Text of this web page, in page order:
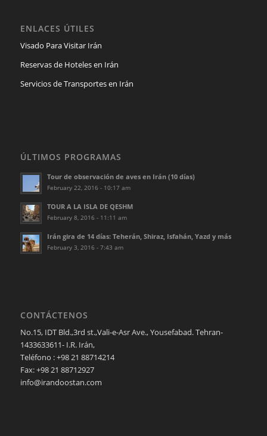
ENLACES ÚTILES
Visado Para Visitar Irán
Reservas de Hoteles en Irán
Servicios de Transportes en Irán
ÚLTIMOS PROGRAMAS
Tour de observación de aves en Irán (10 días)
February 22, 2016 - 10:17 am
TOUR A LA ISLA DE QESHM
February 8, 2016 - 11:11 am
Irán gira de 14 días: Teherán, Shiraz, Isfahán, Yazd y más
February 3, 2016 - 7:43 am
CONTÁCTENOS
No.15, IDT Bld.,3rd st.,Vali-e-Asr Ave., Yousefabad. Tehran-
1433633611- I.R. Irán,
Teléfono : +98 21 88714214
Fax: +98 21 88712927
info@irandoostan.com